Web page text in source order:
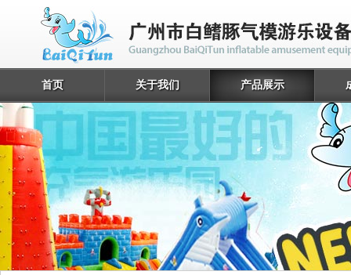
首页 关于我们 产品展示